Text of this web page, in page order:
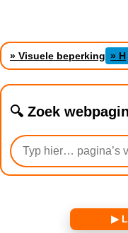
» Visuele beperking » H
🔍 Zoek
▶